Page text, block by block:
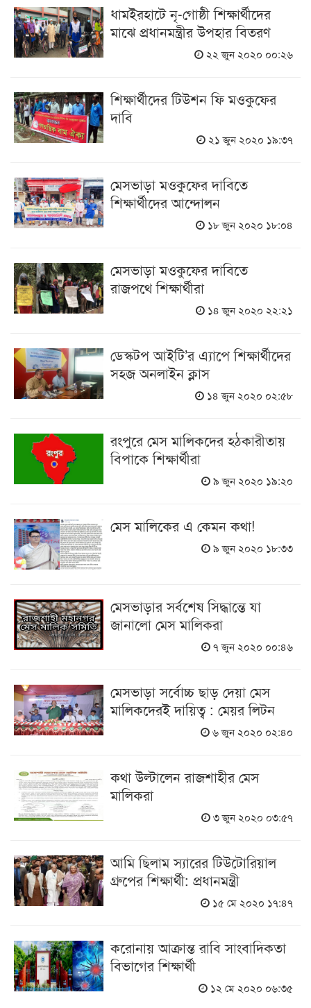
ধামইরহাটে নৃ-গোষ্ঠী শিক্ষার্থীদের
মাঝে প্রধানমন্ত্রীর উপহার বিতরণ
২২ জুন ২০২০ ০০:২৬
শিক্ষার্থীদের টিউশন ফি মওকুফের
দাবি
২১ জুন ২০২০ ১৯:৩৭
মেসভাড়া মওকুফের দাবিতে
শিক্ষার্থীদের আন্দোলন
১৮ জুন ২০২০ ১৮:০৪
মেসভাড়া মওকুফের দাবিতে
রাজপথে শিক্ষার্থীরা
১৪ জুন ২০২০ ২২:২১
ডেস্কটপ আইটি’র এ্যাপে শিক্ষার্থীদের
সহজ অনলাইন ক্লাস
১৪ জুন ২০২০ ০২:৫৮
রংপুরে মেস মালিকদের হঠকারীতায়
বিপাকে শিক্ষার্থীরা
৯ জুন ২০২০ ১৯:২০
মেস মালিকের এ কেমন কথা!
৯ জুন ২০২০ ১৮:৩৩
মেসভাড়ার সর্বশেষ সিদ্ধান্তে যা
জানালো মেস মালিকরা
৭ জুন ২০২০ ০০:৪৬
মেসভাড়া সর্বোচ্চ ছাড় দেয়া মেস
মালিকদেরই দায়িত্ব : মেয়র লিটন
৬ জুন ২০২০ ০২:৪০
কথা উল্টালেন রাজশাহীর মেস
মালিকরা
৩ জুন ২০২০ ০৩:৫৭
আমি ছিলাম স্যারের টিউটোরিয়াল
গ্রুপের শিক্ষার্থী: প্রধানমন্ত্রী
১৫ মে ২০২০ ১৭:৪৭
করোনায় আক্রান্ত রাবি সাংবাদিকতা
বিভাগের শিক্ষার্থী
১২ মে ২০২০ ০৬:৩৫